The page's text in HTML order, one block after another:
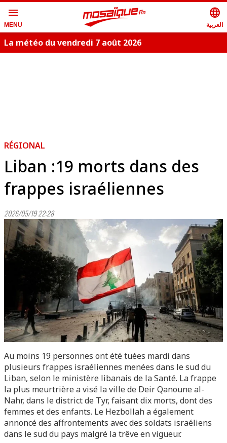
menu
MENU
language
العربية
La météo du vendredi 7 août 2026
RÉGIONAL
Liban :19 morts dans des
frappes israéliennes
2026/05/19 22:28
Au moins 19 personnes ont été tuées mardi dans
plusieurs frappes israéliennes menées dans le sud du
Liban, selon le ministère libanais de la Santé. La frappe
la plus meurtrière a visé la ville de Deir Qanoune al-
Nahr, dans le district de Tyr, faisant dix morts, dont des
femmes et des enfants. Le Hezbollah a également
annoncé des affrontements avec des soldats israéliens
dans le sud du pays malgré la trêve en vigueur.